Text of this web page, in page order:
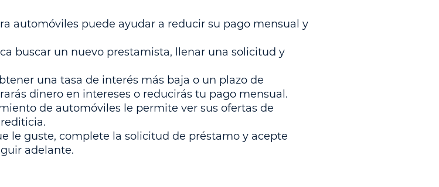
automóviles puede ayudar a reducir su pago mensual y
buscar un nuevo prestamista, llenar una solicitud y
una tasa de interés más baja o un plazo de
dinero en intereses o reducirás tu pago mensual.
de automóviles le permite ver sus ofertas de
le guste, complete la solicitud de préstamo y acepte
adelante.